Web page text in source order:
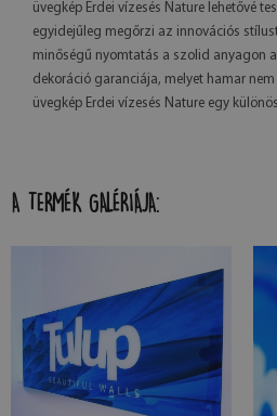
üvegkép Erdei vízesés Nature lehetővé
egyidejűleg megőrzi az innovációs
minőségű nyomtatás a szolid anyagon
dekoráció garanciája, melyet hamar
üvegkép Erdei vízesés Nature egy
A TERMÉK GALÉRIÁJA: